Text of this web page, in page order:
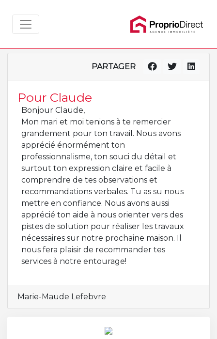
PARTAGER
Pour Claude
Bonjour Claude,
Mon mari et moi tenions à te remercier
grandement pour ton travail. Nous avons
apprécié énormément ton
professionnalisme, ton souci du détail et
surtout ton expression claire et facile à
comprendre de tes observations et
recommandations verbales. Tu as su nous
mettre en confiance. Nous avons aussi
apprécié ton aide à nous orienter vers des
pistes de solution pour réaliser les travaux
nécessaires sur notre prochaine maison. Il
nous fera plaisir de recommander tes
services à notre entourage!
Marie-Maude Lefebvre